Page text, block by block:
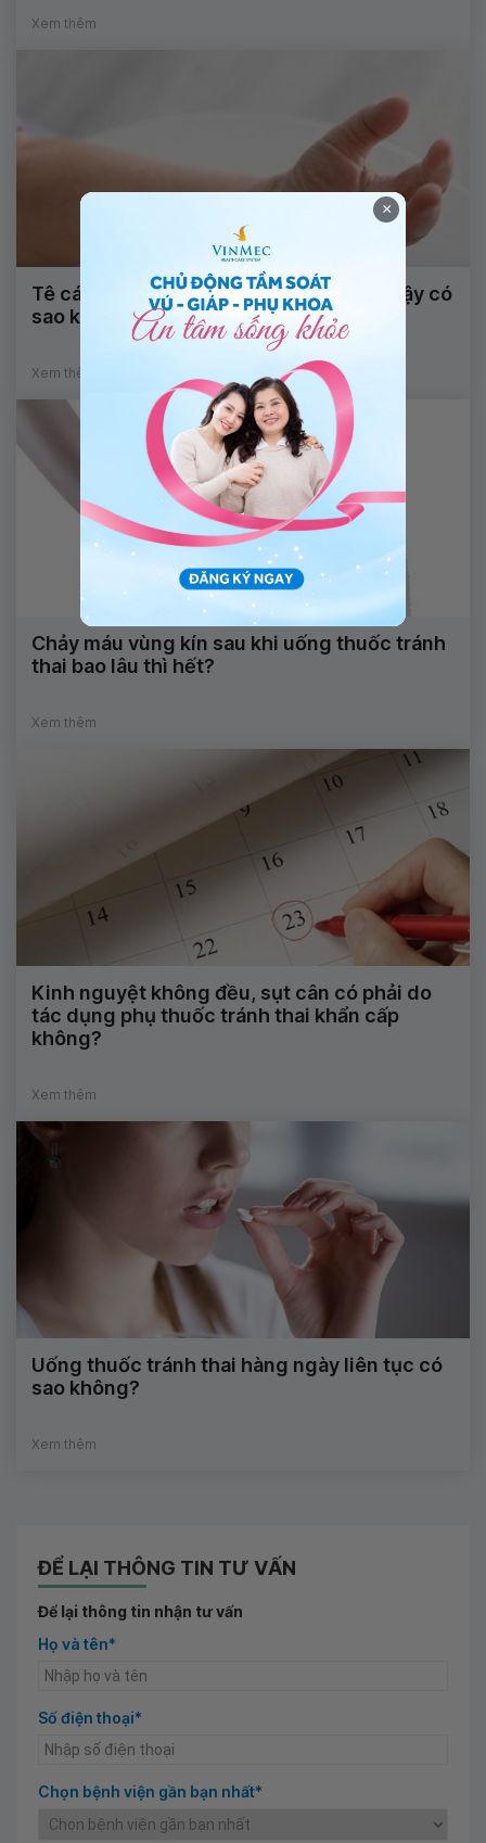
Xem thêm
Tê cánh tay kèm đau gót chân khi ngủ dậy có
sao không?
Xem thêm
Chảy máu vùng kín sau khi uống thuốc tránh
thai bao lâu thì hết?
Xem thêm
Kinh nguyệt không đều, sụt cân có phải do
tác dụng phụ thuốc tránh thai khẩn cấp
không?
Xem thêm
Uống thuốc tránh thai hàng ngày liên tục có
sao không?
Xem thêm
ĐỂ LẠI THÔNG TIN TƯ VẤN
Để lại thông tin nhận tư vấn
Họ và tên*
Số điện thoại*
Chọn bệnh viện gần bạn nhất*
×